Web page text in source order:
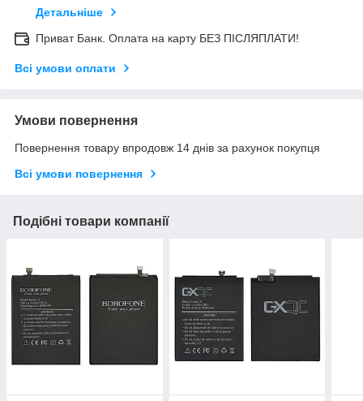
Детальніше
Приват Банк. Оплата на карту БЕЗ ПІСЛЯПЛАТИ!
Всі умови оплати
Умови повернення
Повернення товару впродовж 14 днів за рахунок покупця
Всі умови повернення
Подібні товари компанії